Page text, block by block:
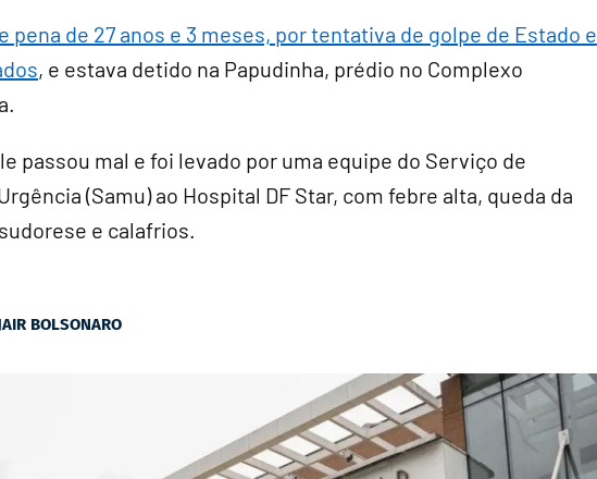
pena de 27 anos e 3 meses, por tentativa de golpe de Estado e
, e estava detido na Papudinha, prédio no Complexo
passou mal e foi levado por uma equipe do Serviço de
(Samu) ao Hospital DF Star, com febre alta, queda da
e calafrios.
BOLSONARO